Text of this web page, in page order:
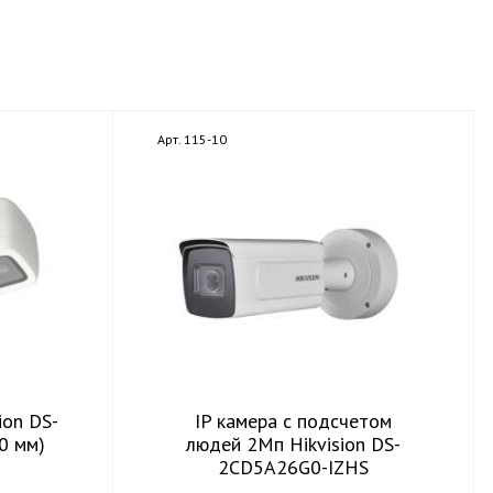
DS-
мм)
Арт. 115-10
IP камера с подсчетом
людей 2Мп Hikvision DS-
2CD5A26G0-IZHS